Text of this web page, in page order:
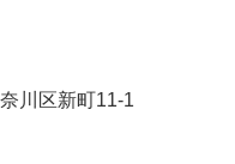
川区新町11-1